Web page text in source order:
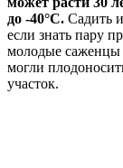
до -40°С. Садить
если знать пару
молодые саженцы
могли
участок.